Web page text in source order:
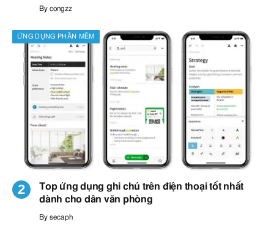
By congzz
ỨNG DỤNG PHẦN MỀM
Top ứng dụng ghi chú trên điện thoại tốt nhất
dành cho dân văn phòng
By secaph